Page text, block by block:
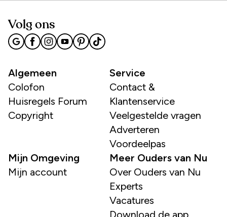
Volg ons
Algemeen
Colofon
Huisregels Forum
Copyright
Service
Contact &
Klantenservice
Veelgestelde vragen
Adverteren
Voordeelpas
Mijn Omgeving
Mijn account
Meer Ouders van Nu
Over Ouders van Nu
Experts
Vacatures
Download de app